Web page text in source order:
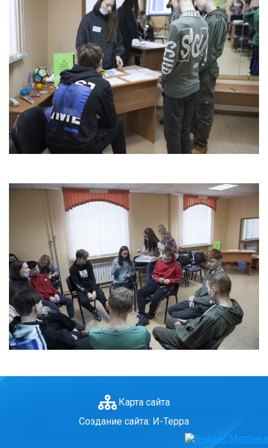
21.10.2021 Занятие по финансовой грамотности
24.11.2021 Лаборатория профессии
17.11.2021 Межведомственная беседа
"Подросток и закон"
03.10.2021 Туристический слёт
16.09.2021 Веселые старты. Стадион "Пионер"
11.09.2021 Поэтическая площадка "Послушайте!"
20.01.2019 Дорога к радости - сияние Рождества
11.02.2019 Патриотический вечер «Афганские
страницы»
15.09.2018 Литературная площадка "Послушайте"
Новости
Контакты
Полезная информация
Карта сайта
Создание сайта: И-Терра